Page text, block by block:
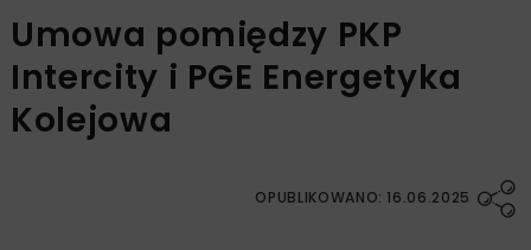
Umowa pomiędzy PKP
Intercity i PGE Energetyka
Kolejowa
OPUBLIKOWANO: 16.06.2025